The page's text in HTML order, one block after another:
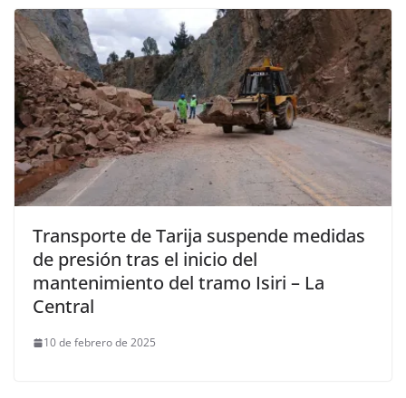
Transporte de Tarija suspende medidas
de presión tras el inicio del
mantenimiento del tramo Isiri – La
Central
10 de febrero de 2025